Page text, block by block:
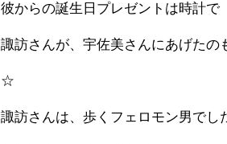
彼からの誕生日プレゼントは時計で
諏訪さんが、宇佐美さんにあげたの
☆
諏訪さんは、歩くフェロモン男でし